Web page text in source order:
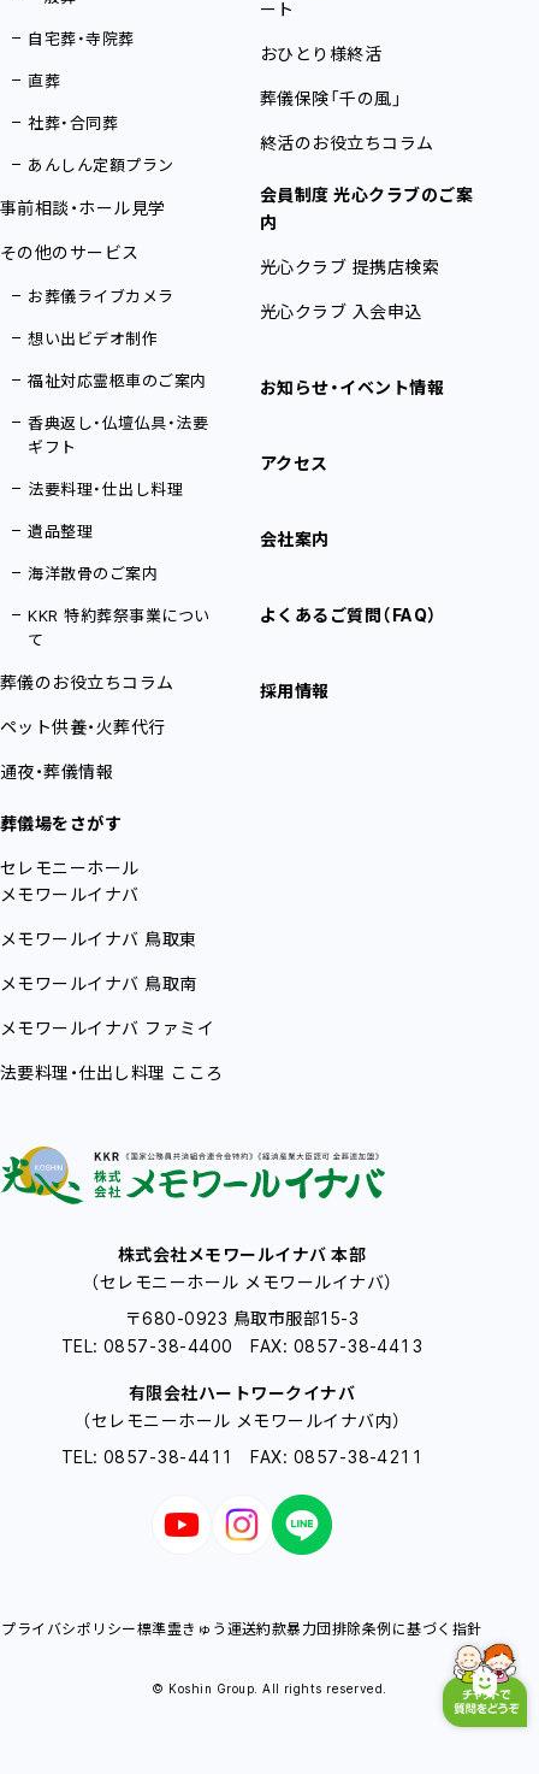
自宅葬・寺院葬
直葬
社葬・合同葬
あんしん定額プラン
事前相談・ホール見学
その他のサービス
お葬儀ライブカメラ
想い出ビデオ制作
福祉対応霊柩車のご案内
香典返し・仏壇仏具・法要
ギフト
法要料理・仕出し料理
遺品整理
海洋散骨のご案内
KKR 特約葬祭事業につい
て
葬儀のお役立ちコラム
ペット供養・火葬代行
通夜・葬儀情報
葬儀場をさがす
セレモニーホール
メモワールイナバ
メモワールイナバ 鳥取東
メモワールイナバ 鳥取南
メモワールイナバ ファミイ
法要料理・仕出し料理 こころ
ート
おひとり様終活
葬儀保険「千の風」
終活のお役立ちコラム
会員制度 光心クラブのご案
内
光心クラブ 提携店検索
光心クラブ 入会申込
お知らせ・イベント情報
アクセス
会社案内
よくあるご質問（FAQ）
採用情報
株式会社メモワールイナバ 本部
（セレモニーホール メモワールイナバ）
〒680-0923 鳥取市服部15-3
TEL: 0857-38-4400 FAX: 0857-38-4413
有限会社ハートワークイナバ
（セレモニーホール メモワールイナバ内）
TEL: 0857-38-4411 FAX: 0857-38-4211
プライバシポリシー標準霊きゅう運送約款暴力団排除条例に基づく指針
© Koshin Group. All rights reserved.